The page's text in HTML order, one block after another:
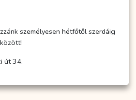
személyesen hétfőtől szerdáig
út 34.